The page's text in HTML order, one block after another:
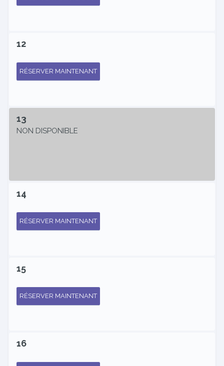
12
RÉSERVER MAINTENANT
13
NON DISPONIBLE
14
RÉSERVER MAINTENANT
15
RÉSERVER MAINTENANT
16